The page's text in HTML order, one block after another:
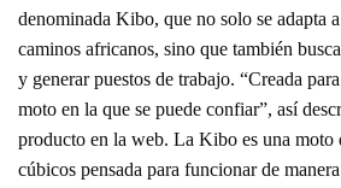
denominada Kibo, que no solo se adapta
caminos africanos, sino que también
y generar puestos de trabajo. “Creada
moto en la que se puede confiar”, así
producto en la web. La Kibo es una moto
cúbicos pensada para funcionar de